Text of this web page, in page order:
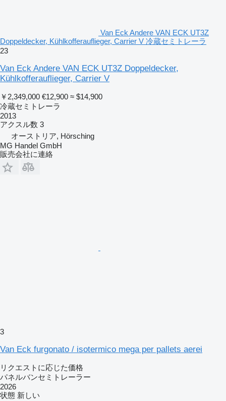
Van Eck Andere VAN ECK UT3Z
Doppeldecker, Kühlkofferauflieger, Carrier V 冷蔵セミトレーラ
23
Van Eck Andere VAN ECK UT3Z Doppeldecker,
Kühlkofferauflieger, Carrier V
￥2,349,000 €12,900 ≈ $14,900
冷蔵セミトレーラ
2013
アクスル数 3
オーストリア, Hörsching
MG Handel GmbH
販売会社に連絡
3
Van Eck furgonato / isotermico mega per pallets aerei
リクエストに応じた価格
パネルバンセミトレーラー
2026
状態 新しい